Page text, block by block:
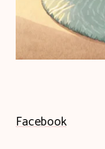
Facebook